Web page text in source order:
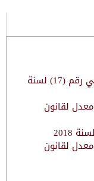
قانون التعليم العالي والبحث العلمي رقم (17) لسنة
2019 قانون معدل لقانون
2019 قانون معدل لقانون